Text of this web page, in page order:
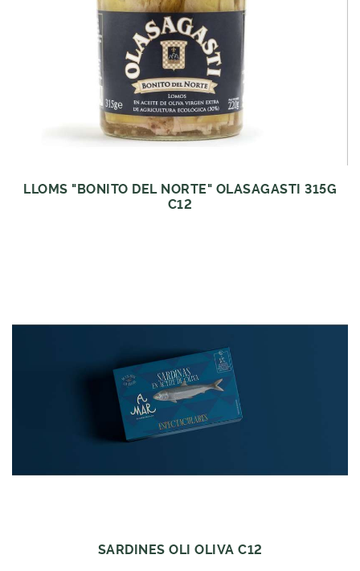
LLOMS "BONITO DEL NORTE" OLASAGASTI 315G
C12
SARDINES OLI OLIVA C12